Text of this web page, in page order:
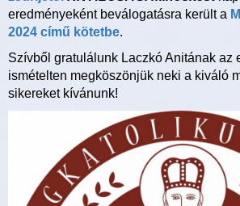
eredményeként beválogatásra került a
2024 című kötetbe.
Szívből gratulálunk Laczkó Anitának az
ismételten megköszönjük neki a kiváló
sikereket kívánunk!